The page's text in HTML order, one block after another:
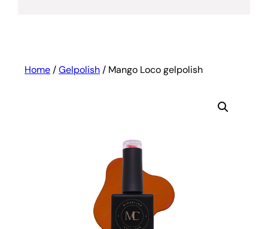
Home /Gelpolish / Mango Loco gelpolish